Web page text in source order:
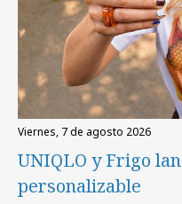
viernes, 7 de agosto 2026
UNIQLO y Frigo
personalizable